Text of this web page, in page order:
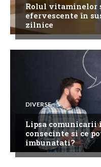
Rolul vitaminelor
efervescente în
zilnice
DIVERSE
Lipsa comunicarii
consecinte si ce
imbunatati?